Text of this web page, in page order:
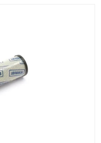
耐腐蚀除雾器滤芯